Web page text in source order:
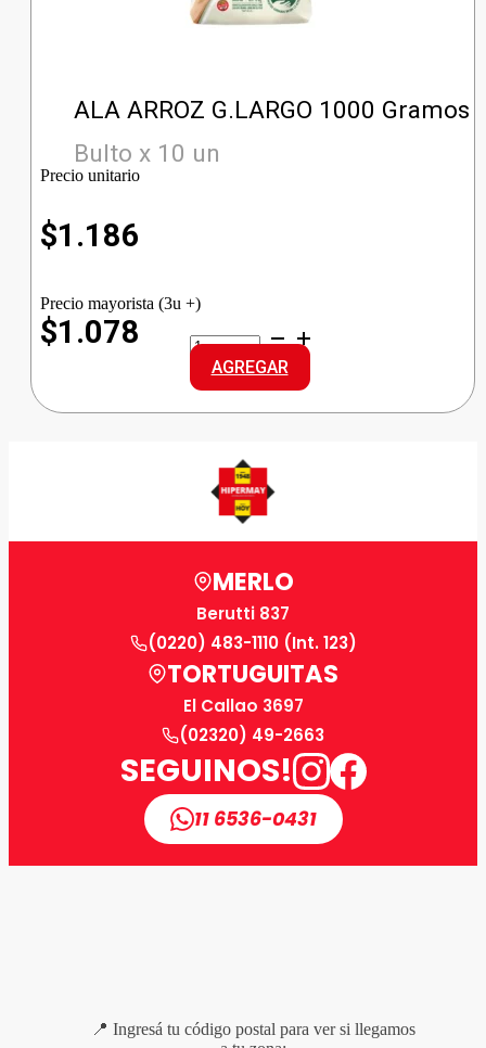
ALA ARROZ G.LARGO 1000 Gramos
Bulto x 10 un
Precio unitario
$1.186
Precio mayorista (3u +)
$1.078
ALA
ARROZ
G.LARGO
cantidad
AGREGAR
MERLO
Berutti 837
(0220) 483-1110 (Int. 123)
TORTUGUITAS
El Callao 3697
(02320) 49-2663
SEGUINOS!
11 6536-0431
📍 Ingresá tu código postal para ver si llegamos